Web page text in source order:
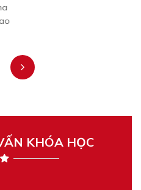
KHÓA HỌC